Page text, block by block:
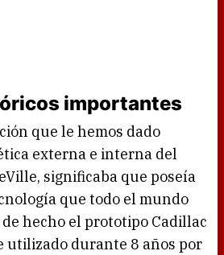
importantes
que le hemos dado
externa e interna del
significaba que poseía
que todo el mundo
hecho el prototipo Cadillac
utilizado durante 8 años por